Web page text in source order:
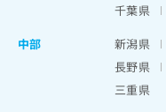
千葉県
中部
新潟県
長野県
三重県